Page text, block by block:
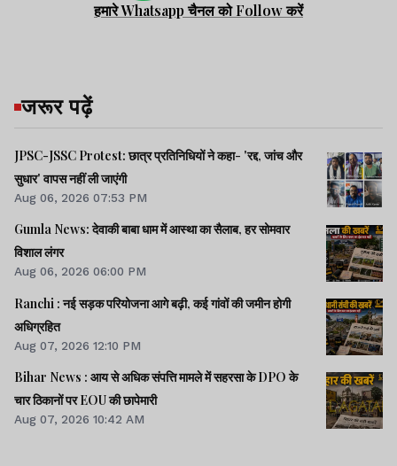
हमारे Whatsapp चैनल को Follow करें
जरूर पढ़ें
JPSC-JSSC Protest: छात्र प्रतिनिधियों ने कहा- 'रद्द, जांच और
सुधार' वापस नहीं ली जाएंगी
Aug 06, 2026 07:53 PM
Gumla News: देवाकी बाबा धाम में आस्था का सैलाब, हर सोमवार
विशाल लंगर
Aug 06, 2026 06:00 PM
Ranchi : नई सड़क परियोजना आगे बढ़ी, कई गांवों की जमीन होगी
अधिग्रहित
Aug 07, 2026 12:10 PM
Bihar News : आय से अधिक संपत्ति मामले में सहरसा के DPO के
चार ठिकानों पर EOU की छापेमारी
Aug 07, 2026 10:42 AM